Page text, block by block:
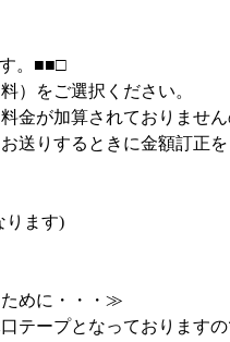
。■■□
）をご選択ください。
金が加算されておりません
送りするときに金額訂正を
ります)
めに・・・≫
テープとなっておりますの